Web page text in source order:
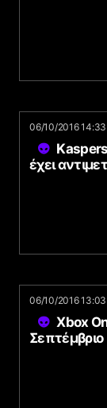
06/10/2016 14:33
έχει
06/10/2016 13:03
Xbox
Σεπτέμβριο